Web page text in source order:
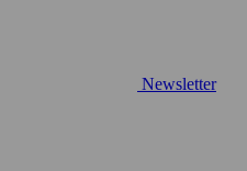
Newsletter